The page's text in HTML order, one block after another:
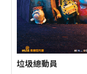
垃圾總動員